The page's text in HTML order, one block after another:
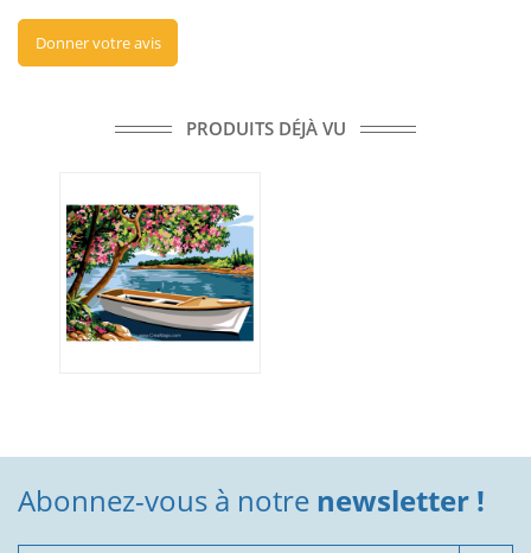
Donner votre avis
PRODUITS DÉJÀ VU
Abonnez-vous à notre newsletter !